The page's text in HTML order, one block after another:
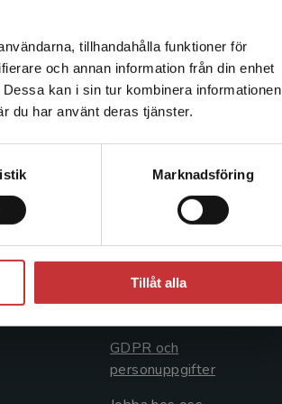
tillhandahålla funktioner för
och annan information från din enhet
kan i sin tur kombinera informationen
du har använt deras tjänster.
Marknadsföring
Tillåt alla
via en
utanför
Allmänna länkar
Avtal och rättigheter
Cookies
GDPR och
personuppgifter